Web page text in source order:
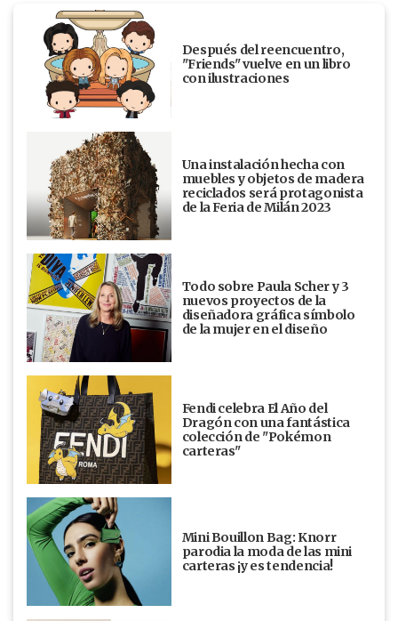
Después del reencuentro,
"Friends" vuelve en un libro
con ilustraciones
Una instalación hecha con
muebles y objetos de madera
reciclados será protagonista
de la Feria de Milán 2023
Todo sobre Paula Scher y 3
nuevos proyectos de la
diseñadora gráfica símbolo
de la mujer en el diseño
Fendi celebra El Año del
Dragón con una fantástica
colección de "Pokémon
carteras"
Mini Bouillon Bag: Knorr
parodia la moda de las mini
carteras ¡y es tendencia!